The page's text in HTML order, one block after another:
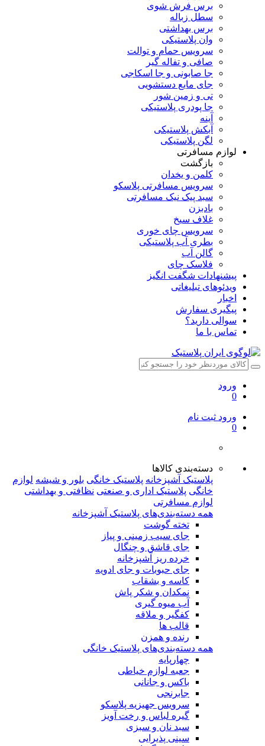
برس فرش شوی
سطل زباله
برس بهداشتی
وان پلاستیکی
سرویس حمام و توالت
صافی و تفاله گیر
جا صابونی و جا اسکاجی
جای مایع دستشویی
تی و زمین شور
جا پودری پلاستیکی
آینه
آبکش پلاستیکی
لگن پلاستیکی
لوازم مسافرتی
بازگشت
کلمن و یخدان
سرویس مسافرتی پلاسکو
سبد پیک نیک مسافرتی
بادبزن
غلاف سیخ
سرویس چای خوری
بطری آب پلاستیکی
گالن آب
فلاسک چای
پیشنهادات شگفت انگیز
ویدئوهای تبلیغاتی
اخبار
پیگیری سفارش
سوالی دارید؟
تماس با ما
ورود
0
ورود ثبت نام
0
دسته‌بندی کالاها
پلاستیک آشپزخانه پلاستیک خانگی بلور و شیشه لوازم
خانگی پلاستیک اداری و صنعتی نظافتی و بهداشتی
لوازم مسافرتی
همه دسته‌بندی‌های پلاستیک آشپزخانه
تخته گوشت
جای سیب زمینی و پیاز
جای قاشق و چنگال
خرده ریز آشپزخانه
جای حبوبات و جای ادویه
کاسه و بشقاب
نمکدان و شکر پاش
آب میوه گیری
کفگیر و ملاقه
قالب ها
رنده و همزن
همه دسته‌بندی‌های پلاستیک خانگی
چهارپایه
جعبه لوازم خیاطی
باکس و جانانی
جابرنجی
سرویس جهیزیه پلاسکو
گیره لباس و رخت آویز
سبد نان و سبزی
سینی پذیرایی